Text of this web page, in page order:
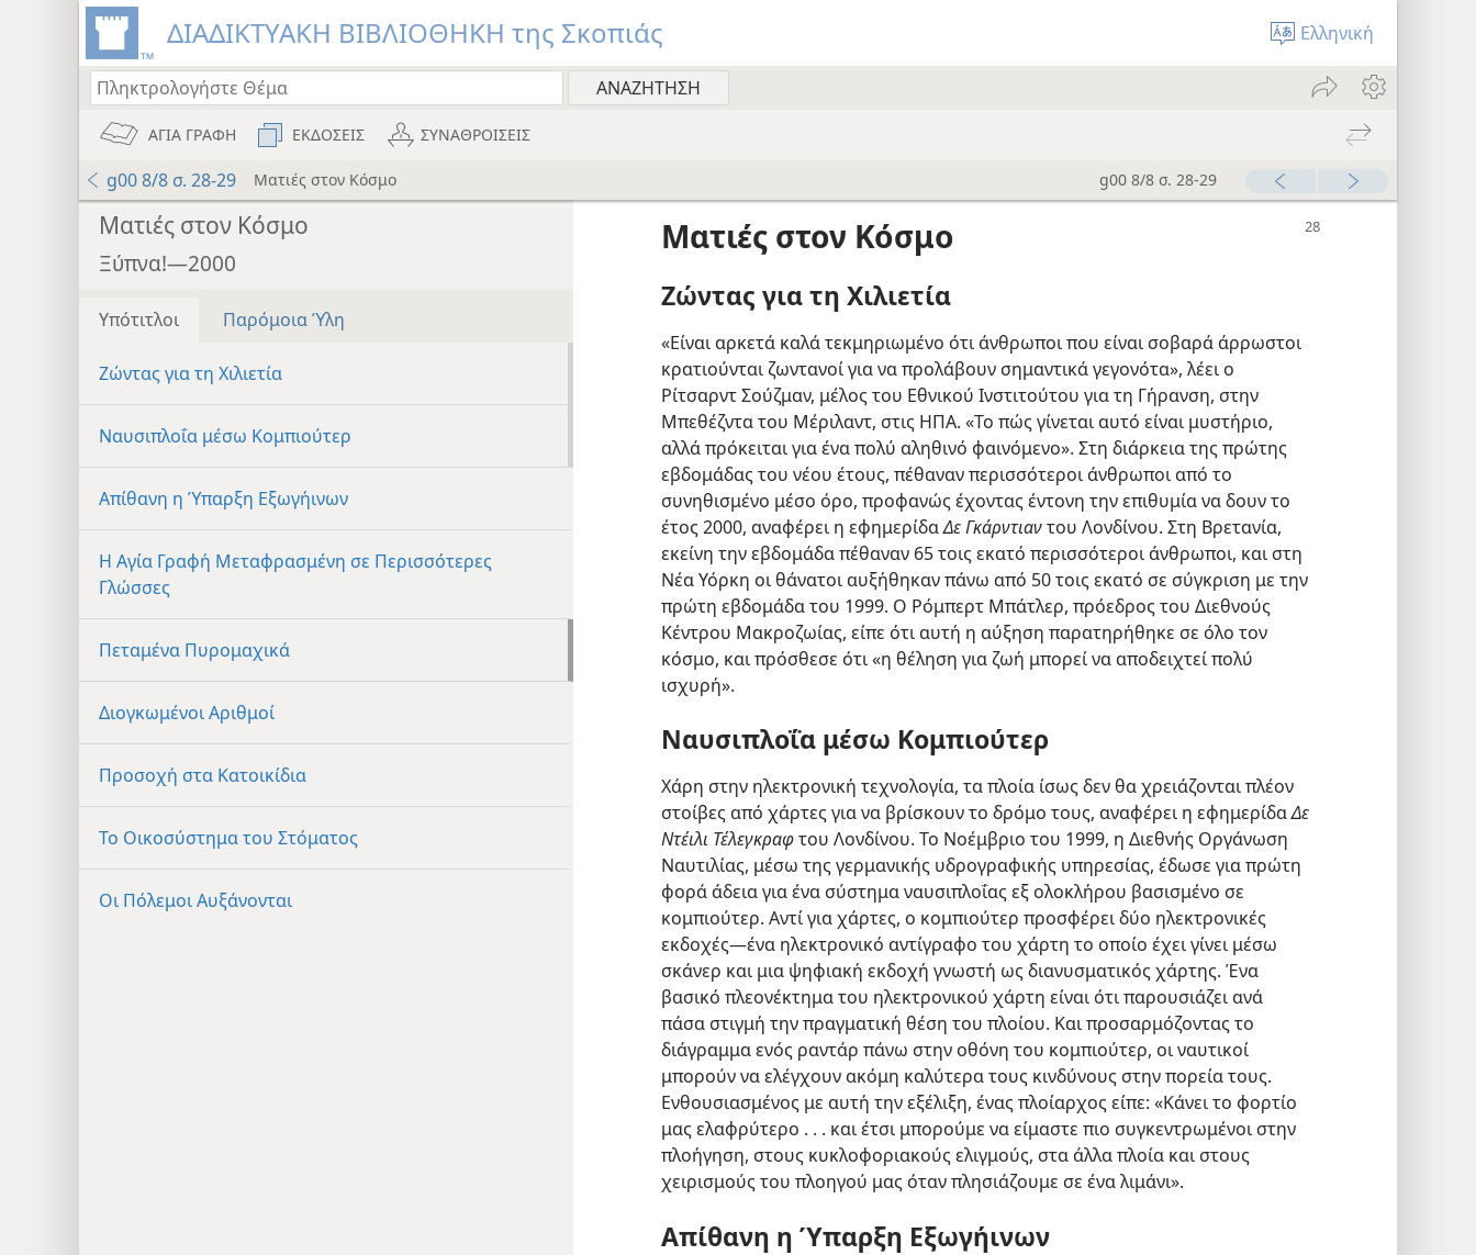
ΔΙΑΔΙΚΤΥΑΚΗ ΒΙΒΛΙΟΘΗΚΗ της Σκοπιάς Ελληνική
ΑΓΙΑ ΓΡΑΦΗ ΕΚΔΟΣΕΙΣ ΣΥΝΑΘΡΟΙΣΕΙΣ
g00 8/8 σ. 28-29 Ματιές στον Κόσμο g00 8/8 σ. 28-29
Ματιές στον Κόσμο
Ξύπνα!—2000
Υπότιτλοι Παρόμοια Ύλη
Ζώντας για τη Χιλιετία
Ναυσιπλοΐα μέσω Κομπιούτερ
Απίθανη η Ύπαρξη Εξωγήινων
Η Αγία Γραφή Μεταφρασμένη σε Περισσότερες
Γλώσσες
Πεταμένα Πυρομαχικά
Διογκωμένοι Αριθμοί
Προσοχή στα Κατοικίδια
Το Οικοσύστημα του Στόματος
Οι Πόλεμοι Αυξάνονται
Ματιές στον Κόσμο
Ζώντας για τη Χιλιετία
«Είναι αρκετά καλά τεκμηριωμένο ότι άνθρωποι που είναι σοβαρά άρρωστοι
κρατιούνται ζωντανοί για να προλάβουν σημαντικά γεγονότα», λέει ο
Ρίτσαρντ Σούζμαν, μέλος του Εθνικού Ινστιτούτου για τη Γήρανση, στην
Μπεθέζντα του Μέριλαντ, στις ΗΠΑ. «Το πώς γίνεται αυτό είναι μυστήριο,
αλλά πρόκειται για ένα πολύ αληθινό φαινόμενο». Στη διάρκεια της πρώτης
εβδομάδας του νέου έτους, πέθαναν περισσότεροι άνθρωποι από το
συνηθισμένο μέσο όρο, προφανώς έχοντας έντονη την επιθυμία να δουν το
έτος 2000, αναφέρει η εφημερίδαΔε Γκάρντιαντου Λονδίνου. Στη Βρετανία,
εκείνη την εβδομάδα πέθαναν 65 τοις εκατό περισσότεροι άνθρωποι, και στη
Νέα Υόρκη οι θάνατοι αυξήθηκαν πάνω από 50 τοις εκατό σε σύγκριση με την
πρώτη εβδομάδα του 1999. Ο Ρόμπερτ Μπάτλερ, πρόεδρος του Διεθνούς
Κέντρου Μακροζωίας, είπε ότι αυτή η αύξηση παρατηρήθηκε σε όλο τον
κόσμο, και πρόσθεσε ότι «η θέληση για ζωή μπορεί να αποδειχτεί πολύ
ισχυρή».
Ναυσιπλοΐα μέσω Κομπιούτερ
Χάρη στην ηλεκτρονική τεχνολογία, τα πλοία ίσως δεν θα χρειάζονται πλέον
στοίβες από χάρτες για να βρίσκουν το δρόμο τους, αναφέρει η εφημερίδαΔε
Ντέιλι Τέλεγκραφτου Λονδίνου. Το Νοέμβριο του 1999, η Διεθνής Οργάνωση
Ναυτιλίας, μέσω της γερμανικής υδρογραφικής υπηρεσίας, έδωσε για πρώτη
φορά άδεια για ένα σύστημα ναυσιπλοΐας εξ ολοκλήρου βασισμένο σε
κομπιούτερ. Αντί για χάρτες, ο κομπιούτερ προσφέρει δύο ηλεκτρονικές
εκδοχές​—ένα ηλεκτρονικό αντίγραφο του χάρτη το οποίο έχει γίνει μέσω
σκάνερ και μια ψηφιακή εκδοχή γνωστή ως διανυσματικός χάρτης. Ένα
βασικό πλεονέκτημα του ηλεκτρονικού χάρτη είναι ότι παρουσιάζει ανά
πάσα στιγμή την πραγματική θέση του πλοίου. Και προσαρμόζοντας το
διάγραμμα ενός ραντάρ πάνω στην οθόνη του κομπιούτερ, οι ναυτικοί
μπορούν να ελέγχουν ακόμη καλύτερα τους κινδύνους στην πορεία τους.
Ενθουσιασμένος με αυτή την εξέλιξη, ένας πλοίαρχος είπε: «Κάνει το φορτίο
μας ελαφρύτερο . . . και έτσι μπορούμε να είμαστε πιο συγκεντρωμένοι στην
πλοήγηση, στους κυκλοφοριακούς ελιγμούς, στα άλλα πλοία και στους
χειρισμούς του πλοηγού μας όταν πλησιάζουμε σε ένα λιμάνι».
Απίθανη η Ύπαρξη Εξωγήινων